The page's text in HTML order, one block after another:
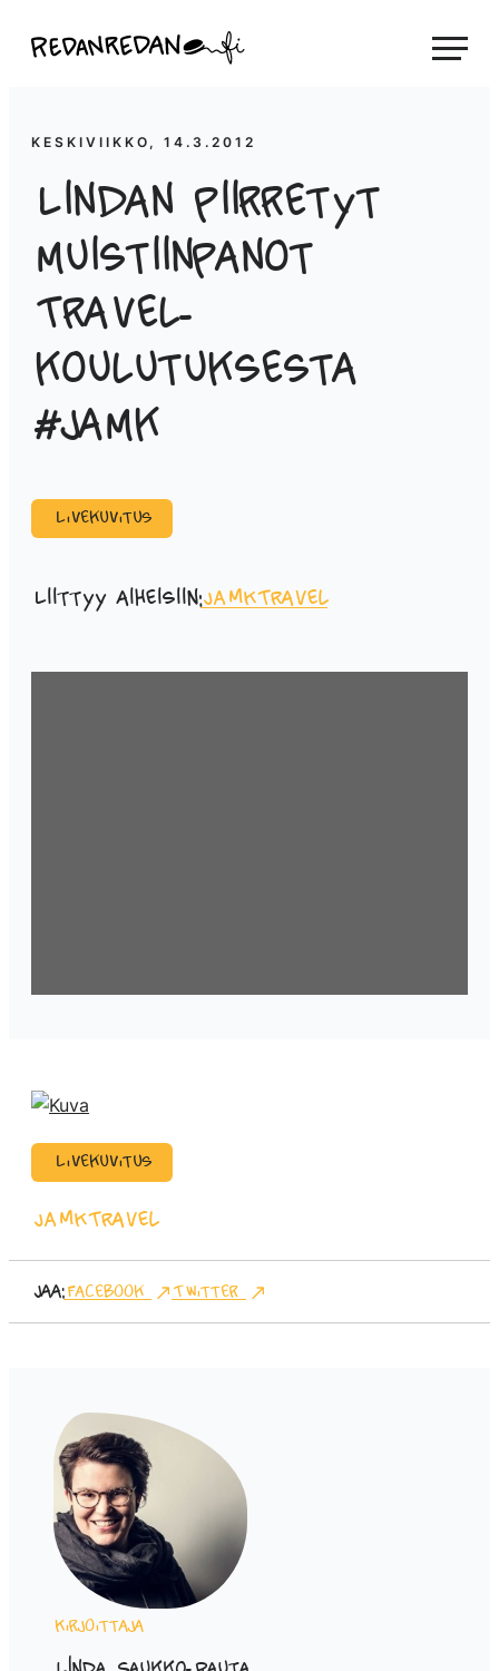
suoraan
Linda Saukko-Rauta, Redanredan Oy
piirrosvideoita
KESKIVIIKKO, 14.3.2012
Lindan piirretyt
muistiinpanot
Travel-
koulutuksesta
#jamk
Livekuvitus
Liittyy aiheisiin:JAMKTravel
Livekuvitus
JAMKTravel
Jaa:Facebook Twitter
Kirjoittaja